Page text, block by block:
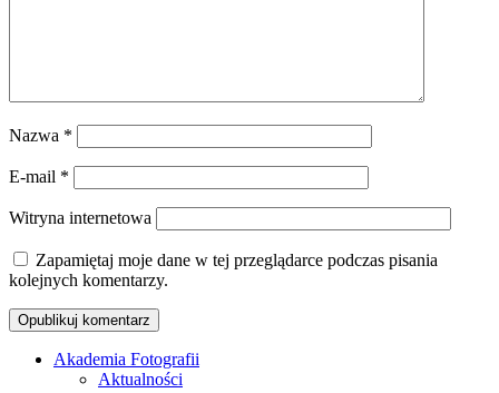
Nazwa *
E-mail *
Witryna internetowa
Zapamiętaj moje dane w tej przeglądarce podczas pisania
kolejnych komentarzy.
Oficjalna strona internetowa
Akademia Fotografii
Aktualności